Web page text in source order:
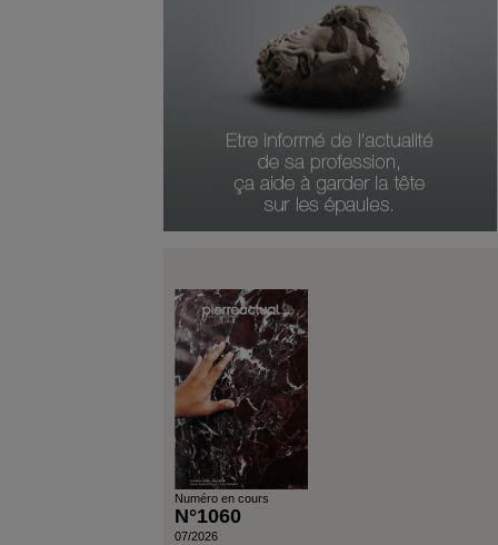
Numéro Du Produit
Type De Produit
Genre Du Produit
Durée D'abonnement
Numéro en cours
N°1060
07/2026